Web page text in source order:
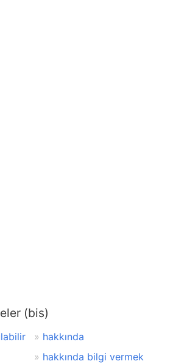
(bis)
hakkında
hakkında bilgi vermek